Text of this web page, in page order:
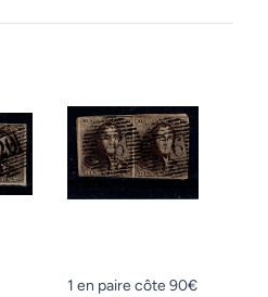
1 en paire côte 90€